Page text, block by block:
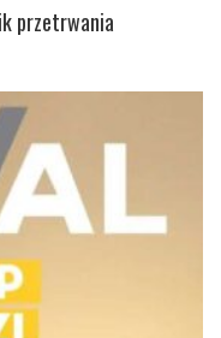
przetrwania